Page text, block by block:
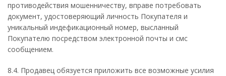
противодействия мошенничеству, вправе потребовать
документ, удостоверяющий личность Покупателя и
уникальный индефикационный номер, высланный
Покупателю посредством электронной почты и смс
сообщением.
8.4. Продавец обязуется приложить все возможные усилия